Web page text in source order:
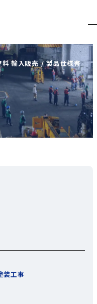
料 輸入販売 製品仕様書
装工事